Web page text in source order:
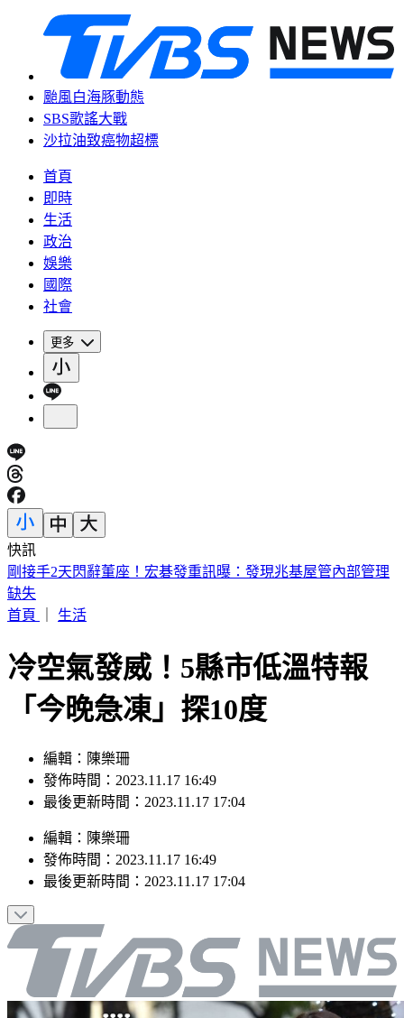
颱風白海豚動態
SBS歌謠大戰
沙拉油致癌物超標
首頁
即時
生活
政治
娛樂
國際
社會
更多
快訊
陳妍希母子同框！帥兒正面照罕見曝光 「濃眉大眼」顏值驚
人
首頁
生活
冷空氣發威！5縣市低溫特報
「今晚急凍」探10度
編輯：陳樂珊
發佈時間：2023.11.17 16:49
最後更新時間：2023.11.17 17:04
編輯 ： 陳樂珊
發佈時間： 2023.11.17 16:49
最後更新時間： 2023.11.17 17:04